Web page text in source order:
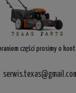
części prosimy o